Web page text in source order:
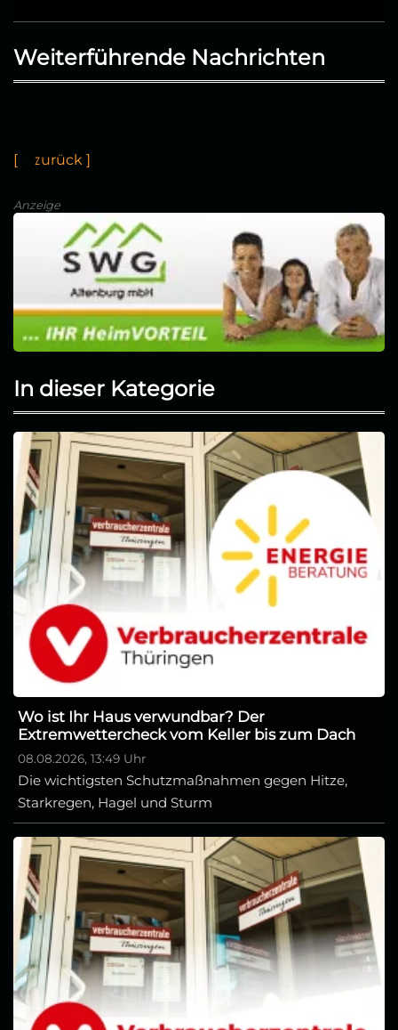
Weiterführende Nachrichten
[ ← zur ck ]
Anzeige
In dieser Kategorie
Wo ist Ihr Haus verwundbar? Der
Extremwettercheck vom Keller bis zum Dach
08.08.2026, 13:49 Uhr
Die wichtigsten Schutzmaßnahmen gegen Hitze,
Starkregen, Hagel und Sturm